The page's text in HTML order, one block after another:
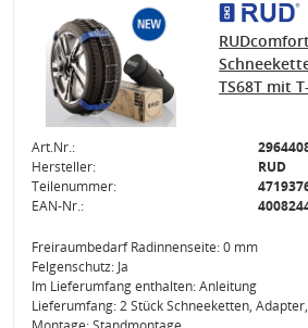
TS68T mit
Art.Nr.:
Hersteller:
RUD
Teilenummer:
EAN-Nr.:
Freiraumbedarf Radinnenseite: 0 mm
Felgenschutz: Ja
Im Lieferumfang enthalten: Anleitung
Lieferumfang: 2 Stück Schneeketten,